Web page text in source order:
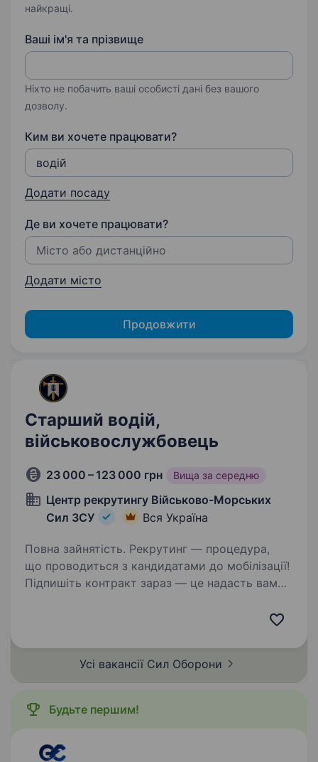
найкращі.
Ваші ім'я та прізвище
Ніхто не побачить ваші особисті дані без вашого
дозволу.
Ким ви хочете працювати?
Додати посаду
Де ви хочете працювати?
Додати місто
Продовжити
Стаpший водій,
військовослужбовець
23 000 – 123 000 грн Вища за середню
Центр рекрутингу Військово-Морських
Сил ЗСУ
Вся Україна
Повна зайнятість. Рекрутинг — процедура,
що проводиться з кандидатами до мобілізації!
Підпишіть контракт зараз — це надасть вам
Усі вакансії Сил Оборони
Будьте першим!